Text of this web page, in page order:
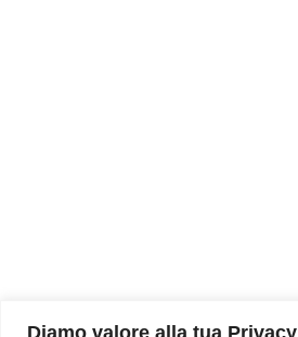
Diamo valore alla tua Privacy